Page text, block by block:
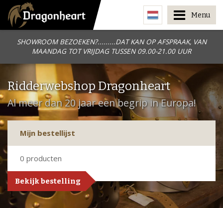
SHOWROOM BEZOEKEN?.........DAT KAN OP AFSPRAAK, VAN
MAANDAG TOT VRIJDAG TUSSEN 09.00-21.00 UUR
Menu
Ridderwebshop Dragonheart
Al meer dan 20 jaar een begrip in Europa!
Mijn bestellijst
0 producten
Bekijk bestelling